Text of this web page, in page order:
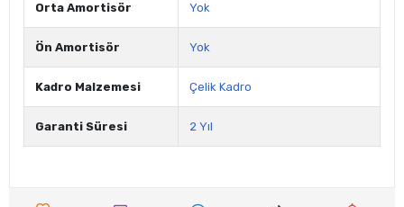
Orta Amortisör Yok
Ön Amortisör Yok
Kadro Malzemesi Çelik Kadro
Garanti Süresi 2 Yıl